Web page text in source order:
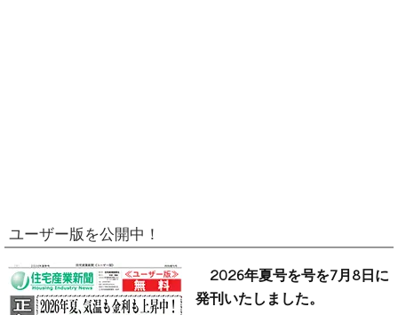
ユーザー版を公開中！
2026年夏号を号を7月8日に
発刊いたしました。